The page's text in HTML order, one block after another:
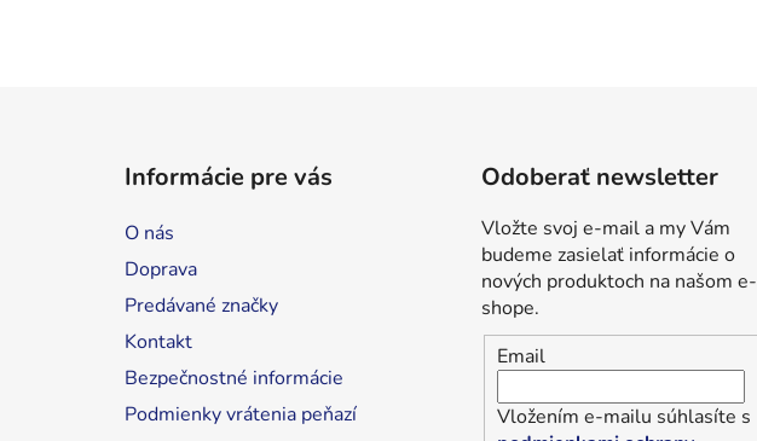
Informácie pre vás
O nás
Doprava
Predávané značky
Kontakt
Bezpečnostné informácie
Podmienky vrátenia peňazí
Odoberať newsletter
Vložte svoj e-mail a my Vám
budeme zasielať informácie o
nových produktoch na našom e-
shope.
Email
Vložením e-mailu súhlasíte s